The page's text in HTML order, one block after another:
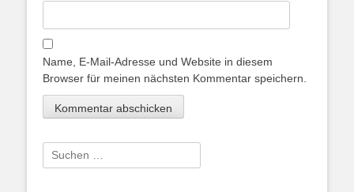
Name, E-Mail-Adresse und Website in diesem
Browser für meinen nächsten Kommentar speichern.
Suche
nach: